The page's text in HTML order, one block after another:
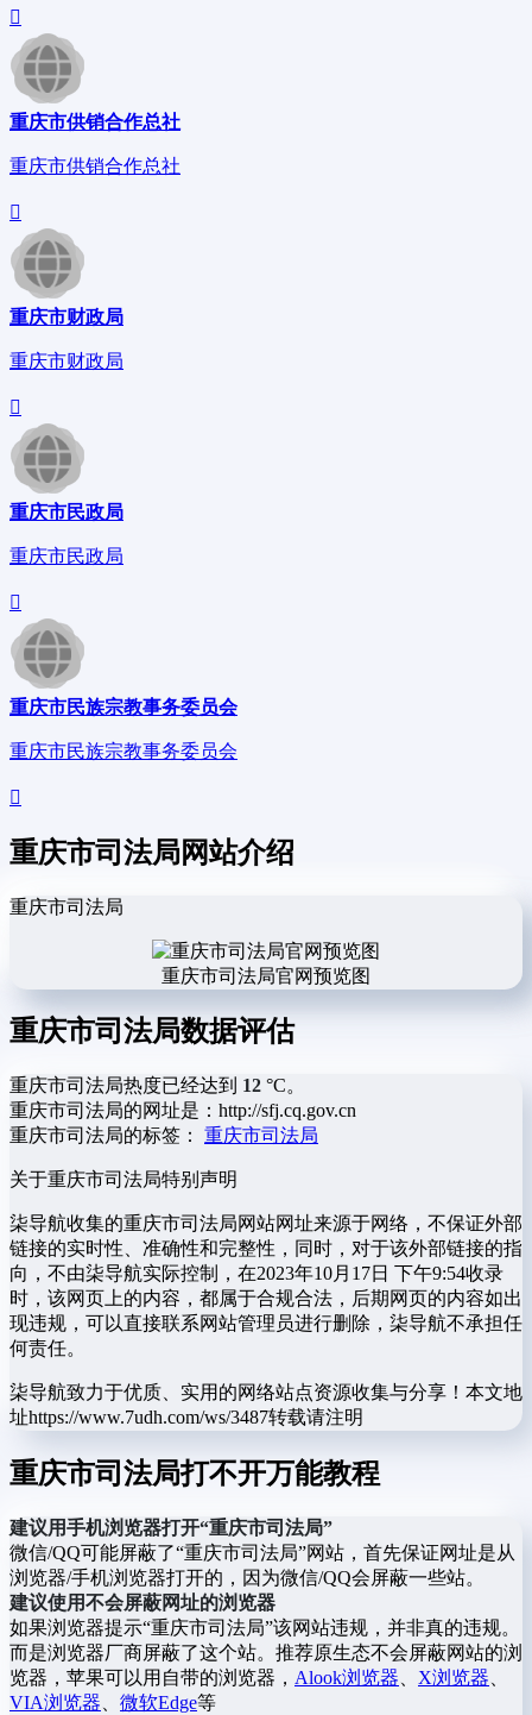
重庆市供销合作总社
重庆市供销合作总社
重庆市财政局
重庆市财政局
重庆市民政局
重庆市民政局
重庆市民族宗教事务委员会
重庆市民族宗教事务委员会
重庆市司法局网站介绍
重庆市司法局
重庆市司法局官网预览图
重庆市司法局数据评估
重庆市司法局热度已经达到 12 °C。
重庆市司法局的网址是：http://sfj.cq.gov.cn
重庆市司法局的标签： 重庆市司法局
关于重庆市司法局特别声明
柒导航收集的重庆市司法局网站网址来源于网络，不保证外部
链接的实时性、准确性和完整性，同时，对于该外部链接的指
向，不由柒导航实际控制，在2023年10月17日 下午9:54收录
时，该网页上的内容，都属于合规合法，后期网页的内容如出
现违规，可以直接联系网站管理员进行删除，柒导航不承担任
何责任。
柒导航致力于优质、实用的网络站点资源收集与分享！ 本文地
址https://www.7udh.com/ws/3487转载请注明
重庆市司法局打不开万能教程
建议用手机浏览器打开“重庆市司法局”
微信/QQ可能屏蔽了“重庆市司法局”网站，首先保证网址是从
浏览器/手机浏览器打开的，因为微信/QQ会屏蔽一些站。
建议使用不会屏蔽网址的浏览器
如果浏览器提示“重庆市司法局”该网站违规，并非真的违规。
而是浏览器厂商屏蔽了这个站。推荐原生态不会屏蔽网站的浏
览器，苹果可以用自带的浏览器， Alook浏览器 X浏览器
VIA浏览器
微软Edge等